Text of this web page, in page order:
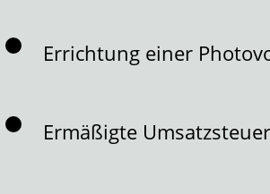
Errichtung einer
Ermäßigte